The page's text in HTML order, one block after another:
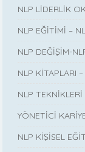
NLP LİDERLİK
NLP EĞİTİMİ –
NLP DEĞİŞİM-
NLP KİTAPLARI
NLP
YÖNETİCİ
NLP KİŞİSEL